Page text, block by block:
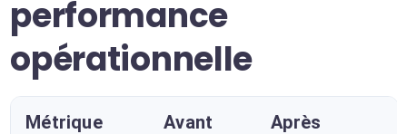
performance
opérationnelle
Métrique Avant Après